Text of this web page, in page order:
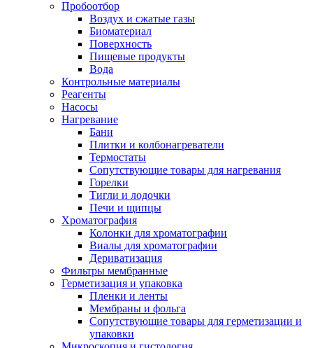
Пробоотбор
Воздух и сжатые газы
Биоматериал
Поверхность
Пищевые продукты
Вода
Контрольные материалы
Реагенты
Насосы
Нагревание
Бани
Плитки и колбонагреватели
Термостаты
Сопутствующие товары для нагревания
Горелки
Тигли и лодочки
Печи и щипцы
Хроматография
Колонки для хроматографии
Виалы для хроматографии
Дериватизация
Фильтры мембранные
Герметизация и упаковка
Пленки и ленты
Мембраны и фольга
Сопутствующие товары для герметизации и
упаковки